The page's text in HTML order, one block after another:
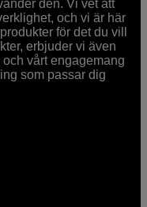
den. Vi vet att
och vi är här
för det du vill
erbjuder vi även
vårt engagemang
som passar dig